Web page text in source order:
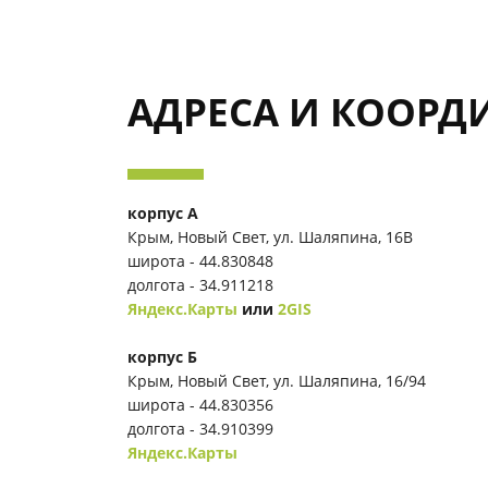
АДРЕСА И
корпус А
Крым, Новый Свет, ул. Шаляпина, 16В
широта - 44.830848
долгота - 34.911218
Яндекс.Карты или 2GIS
корпус Б
Крым, Новый Свет, ул. Шаляпина, 16/94
широта - 44.830356
долгота - 34.910399
Яндекс.Карты